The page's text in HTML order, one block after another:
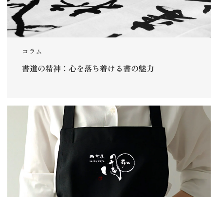
コラム
書道の精神：心を落ち着ける書の魅力